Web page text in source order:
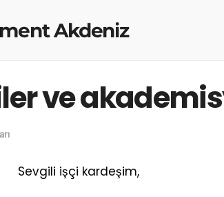
Akdeniz
ve
Sevgili işçi kardeşim,